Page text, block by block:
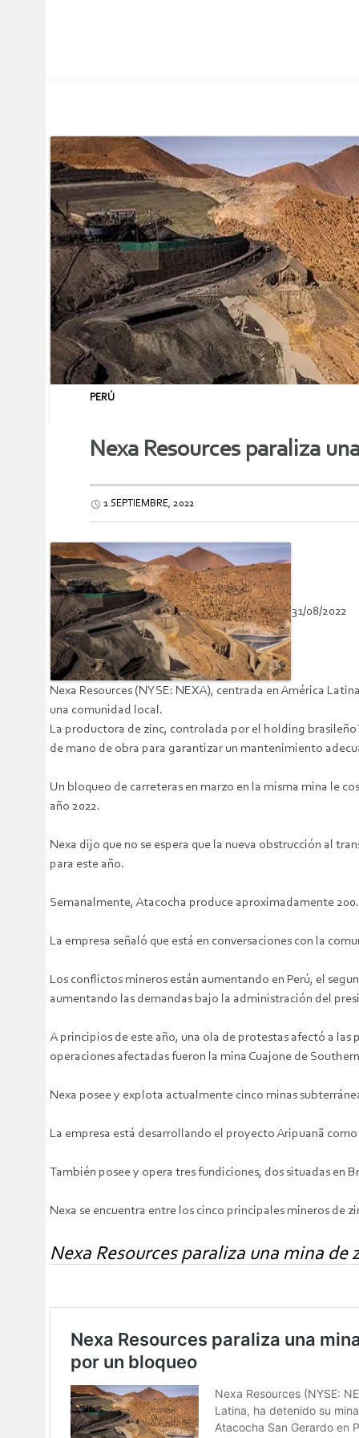
PERÚ
Nexa Resources paraliza
1 SEPTIEMBRE, 2022
31/08/2022
Nexa Resources (NYSE: NEXA), centrada en América
una comunidad local.
La productora de zinc, controlada por el holding
de mano de obra para garantizar un mantenimiento
Un bloqueo de carreteras en marzo en la misma mina le
año 2022.
Nexa dijo que no se espera que la nueva obstrucción al
para este año.
Semanalmente, Atacocha produce aproximadamente
La empresa señaló que está en conversaciones con la
Los conflictos mineros están aumentando en Perú, el
aumentando las demandas bajo la administración del
A principios de este año, una ola de protestas afectó a las
operaciones afectadas fueron la mina Cuajone de
Nexa posee y explota actualmente cinco minas
La empresa está desarrollando el proyecto Aripuanã
También posee y opera tres fundiciones, dos situadas en
Nexa se encuentra entre los cinco principales mineros de
Nexa Resources paraliza una mina de